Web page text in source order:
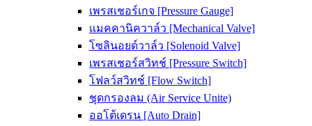
เพรสเชอร์เกจ [Pressure Gauge]
แมคคานิควาล์ว [Mechanical Valve]
โซลินอยด์วาล์ว [Solenoid Valve]
เพรสเชอร์สวิทช์ [Pressure Switch]
โฟลว์สวิทช์ [Flow Switch]
ชุดกรองลม (Air Service Unite)
ออโต้เดรน [Auto Drain]